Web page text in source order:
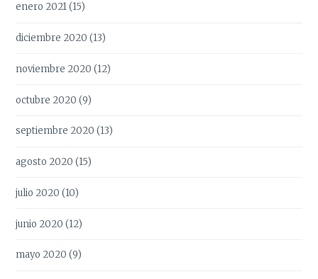
enero 2021(15)
diciembre 2020 (13)
noviembre 2020 (12)
octubre 2020 (9)
septiembre 2020 (13)
agosto 2020 (15)
julio 2020 (10)
junio 2020 (12)
mayo 2020 (9)